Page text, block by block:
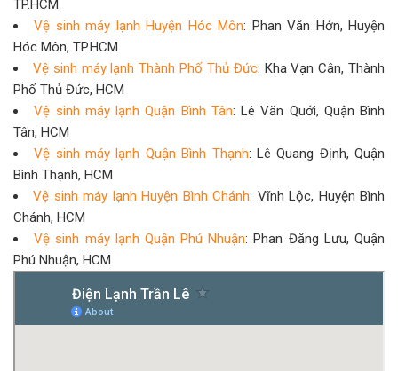
TP.HCM
Vệ sinh máy lạnh Huyện Hóc Môn: Phan Văn Hớn, Huyện
Hóc Môn, TP.HCM
Vệ sinh máy lạnh Thành Phố Thủ Đức: Kha Vạn Cân, Thành
Phố Thủ Đức, HCM
Vệ sinh máy lạnh Quận Bình Tân: Lê Văn Quới, Quận Bình
Tân, HCM
Vệ sinh máy lạnh Quận Bình Thạnh: Lê Quang Định, Quận
Bình Thạnh, HCM
Vệ sinh máy lạnh Huyện Bình Chánh: Vĩnh Lộc, Huyện Bình
Chánh, HCM
Vệ sinh máy lạnh Quận Phú Nhuận: Phan Đăng Lưu, Quận
Phú Nhuận, HCM